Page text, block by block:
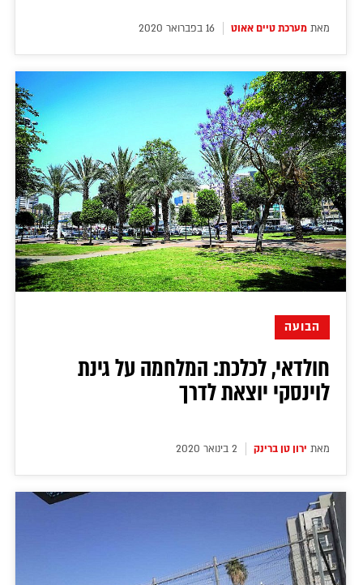
מאת מערכת טיים אאוט 16 בפברואר 2020
הבועה
חולדאי, לכלכת: המלחמה על גינת
לוינסקי יוצאת לדרך
מאת ירון טן ברינק 2 בינואר 2020